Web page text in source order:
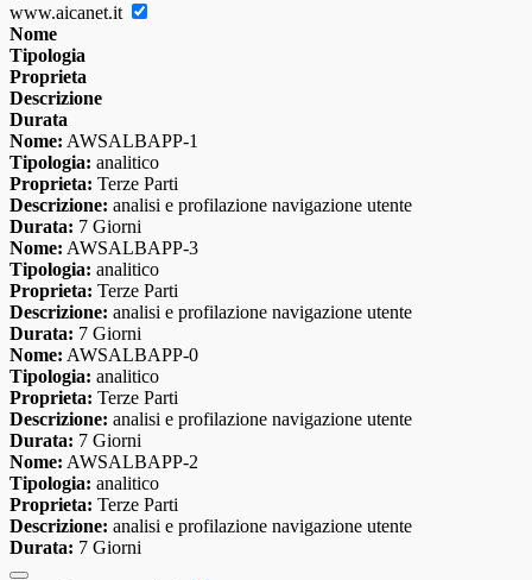
www.aicanet.it
Nome
Tipologia
Proprieta
Descrizione
Durata
Nome: AWSALBAPP-1
Tipologia: analitico
Proprieta: Terze Parti
Descrizione: analisi e profilazione navigazione utente
Durata: 7 Giorni
Nome: AWSALBAPP-3
Tipologia: analitico
Proprieta: Terze Parti
Descrizione: analisi e profilazione navigazione utente
Durata: 7 Giorni
Nome: AWSALBAPP-0
Tipologia: analitico
Proprieta: Terze Parti
Descrizione: analisi e profilazione navigazione utente
Durata: 7 Giorni
Nome: AWSALBAPP-2
Tipologia: analitico
Proprieta: Terze Parti
Descrizione: analisi e profilazione navigazione utente
Durata: 7 Giorni